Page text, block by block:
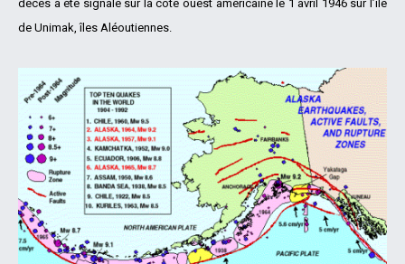
décès a été signalé sur la côte ouest américaine le 1 avril 1946 sur l’île
de Unimak, îles Aléoutiennes.